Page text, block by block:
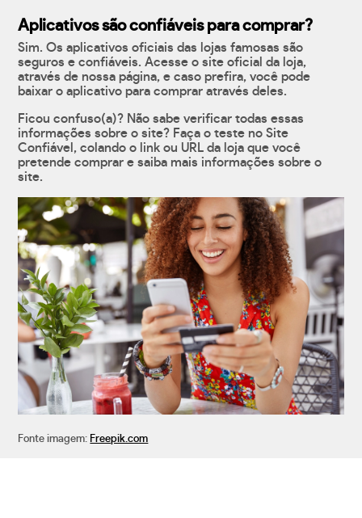
Aplicativos são confiáveis para comprar?
Sim. Os aplicativos oficiais das lojas famosas são
seguros e confiáveis. Acesse o site oficial da loja,
através de nossa página, e caso prefira, você pode
baixar o aplicativo para comprar através deles.
Ficou confuso(a)? Não sabe verificar todas essas
informações sobre o site? Faça o teste no Site
Confiável, colando o link ou URL da loja que você
pretende comprar e saiba mais informações sobre o
site.
Fonte imagem: Freepik.com